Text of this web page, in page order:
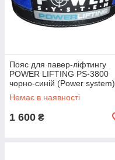
Пояс для павер-ліфтингу
POWER LIFTING PS-3800
чорно-синій (Power system)
Немає в наявності
1 600 ₴